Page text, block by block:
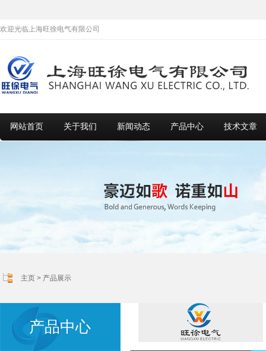
欢迎光临上海旺徐电气有限公司
网站首页 关于我们 新闻动态 产品中心 技术文章
主页 > 产品展示
产品中心